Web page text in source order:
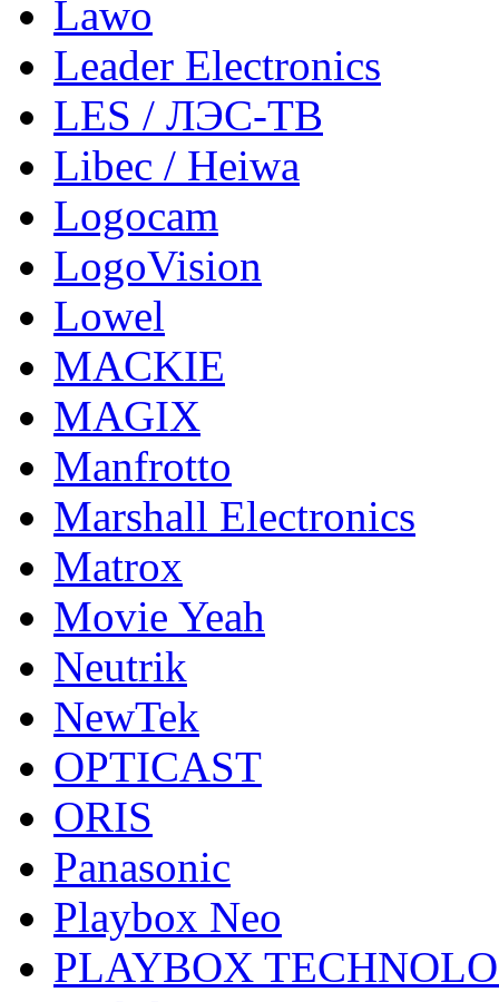
Lawo
Leader Electronics
LES / ЛЭС-ТВ
Libec / Heiwa
Logocam
LogoVision
Lowel
MACKIE
MAGIX
Manfrotto
Marshall Electronics
Matrox
Movie Yeah
Neutrik
NewTek
OPTICAST
ORIS
Panasonic
Playbox Neo
PLAYBOX